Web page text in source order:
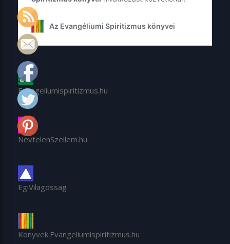
Evangeliumispiritizmus.hu
NevtelenSzellem.hu
EgiVilagossag
Konyvek.Evangeliumispiritizmus.hu